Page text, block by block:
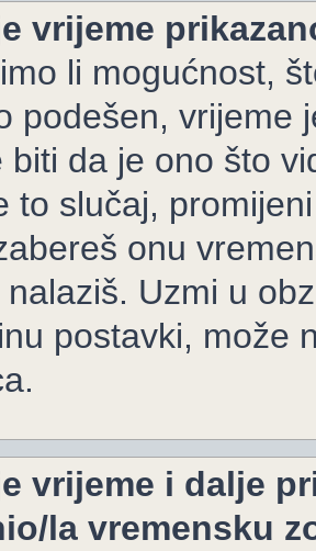
vrijeme
li mogućnost,
podešen, vrijeme
biti da je ono što
to slučaj,
onu
nalaziš. Uzmi u
postavki, može
vrijeme i dalje
la vremensku